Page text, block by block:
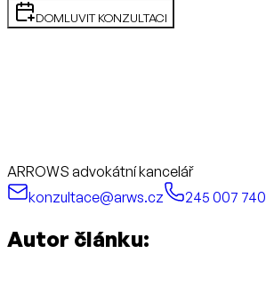
DOMLUVIT KONZULTACI
ARROWS advokátní kancelář
konzultace@arws.cz
245 007 740
Autor článku: